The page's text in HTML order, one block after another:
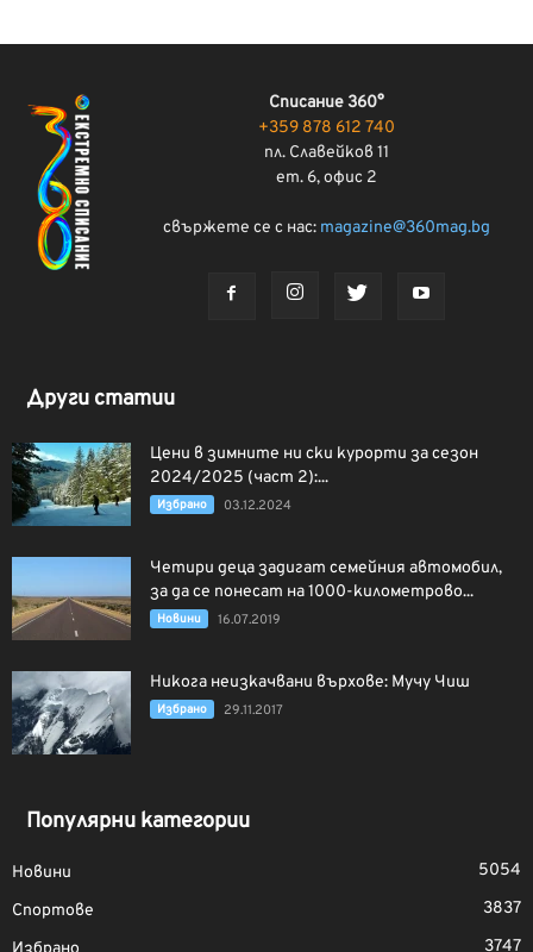
Списание 360°
+359 878 612 740
пл. Славейков 11
ет. 6, офис 2
свържете се с нас: magazine@360mag.bg
Други статии
Цени в зимните ни ски курорти за сезон
2024/2025 (част 2):...
Избрано 03.12.2024
Четири деца задигат семейния автомобил,
за да се понесат на 1000-километрово...
Новини 16.07.2019
Никога неизкачвани върхове: Мучу Чиш
Избрано 29.11.2017
Популярни категории
Новини
5054
Спортове
3837
3747